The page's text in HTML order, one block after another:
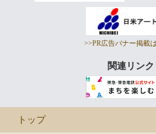
>>PR広告バナー掲載
関連リンク
トップ